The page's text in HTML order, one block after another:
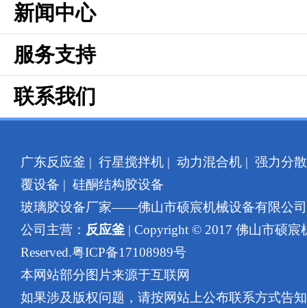
新闻中心
服务支持
联系我们
广东反应釜 | 行星搅拌机 | 动力混合机 | 强力分
覆设备 | 硅酮结构胶设备
玻璃胶设备厂家——佛山市硕宸机械设备有限公
公司主营： 反应釜 | Copyright © 2017 佛山市硕
Reserved.粤ICP备17108989号
本网站部分图片来源于互联网
如果涉及版权问题，请按网站上公布联系方式告